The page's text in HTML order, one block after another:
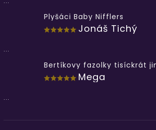
Plyšáci Baby Nifflers
Jonáš Tichý
...
Bertíkovy fazolky tisíckrát
Mega
...